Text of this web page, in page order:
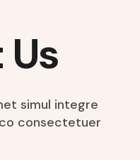
simul integre
consectetuer